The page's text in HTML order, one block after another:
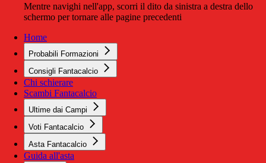
Mentre navighi nell'app, scorri il dito da sinistra a destra dello
schermo per tornare alle pagine precedenti
Home
Probabili Formazioni
Consigli Fantacalcio
Chi schierare
Scambi Fantacalcio
Ultime dai Campi
Voti Fantacalcio
Asta Fantacalcio
Guida all'asta